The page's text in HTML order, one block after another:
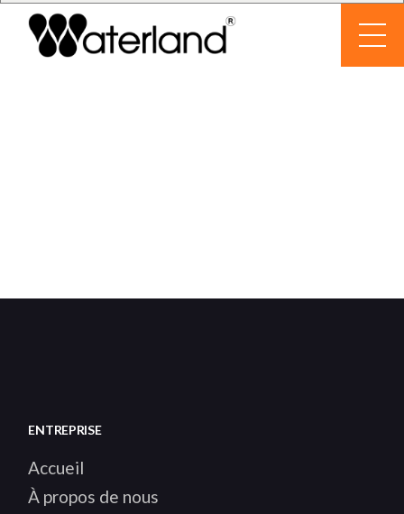
Aller
contenu
ENTREPRISE
Accueil
À propos de nous